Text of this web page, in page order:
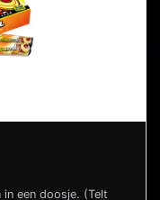
een doosje. (Telt